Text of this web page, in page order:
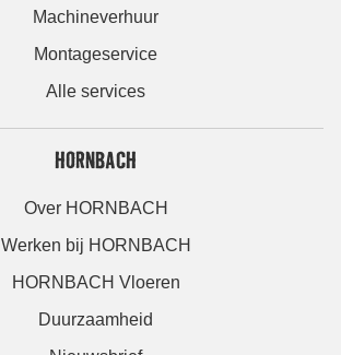
Machineverhuur
Montageservice
Alle services
HORNBACH
Over HORNBACH
Werken bij HORNBACH
HORNBACH Vloeren
Duurzaamheid